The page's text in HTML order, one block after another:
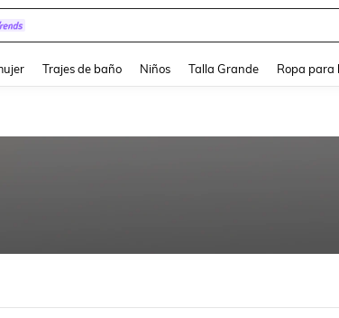
Trajes de baño Niños Talla Grande Ropa para